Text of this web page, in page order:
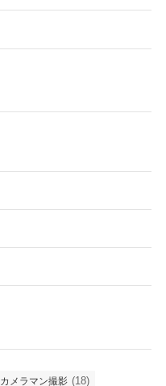
カメラマン撮影 (18)